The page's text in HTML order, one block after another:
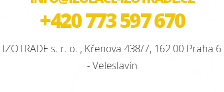
+420 773 597 670
IZOTRADE s. r. o. , Křenova 438/7, 162 00 Praha 6
- Veleslavín